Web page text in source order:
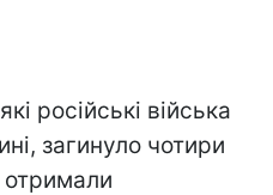
російські війська
загинуло чотири